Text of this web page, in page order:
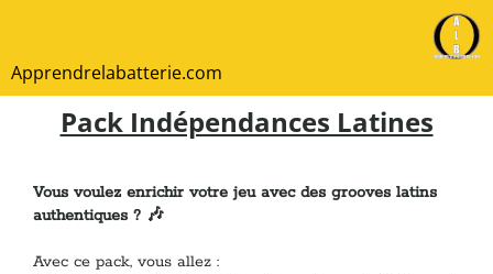
Apprendrelabatterie.com
Pack Indépendances Latines
Vous voulez enrichir votre jeu avec des grooves latins
authentiques ? 🎶
Avec ce pack, vous allez :